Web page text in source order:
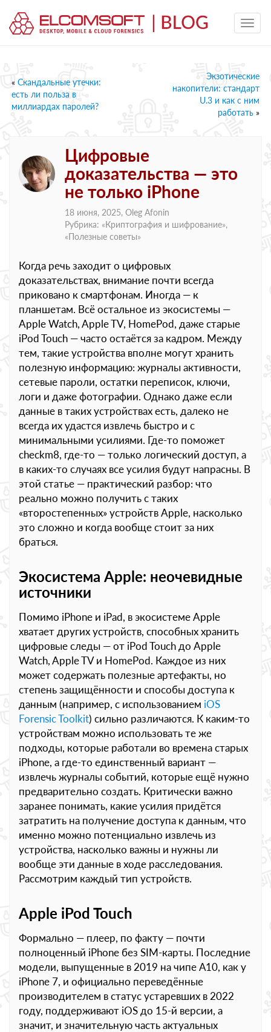
« Скандальные утечки:
есть ли польза в
миллиардах паролей?
Экзотические
накопители: стандарт
U.3 и как с ним
работать »
Цифровые
доказательства — это
не только iPhone
18 июня, 2025, Oleg Afonin
Рубрика: «Криптография и шифрование»,
«Полезные советы»
Когда речь заходит о цифровых
доказательствах, внимание почти всегда
приковано к смартфонам. Иногда — к
планшетам. Всё остальное из экосистемы —
Apple Watch, Apple TV, HomePod, даже старые
iPod Touch — часто остаётся за кадром. Между
тем, такие устройства вполне могут хранить
полезную информацию: журналы активности,
сетевые пароли, остатки переписок, ключи,
логи и даже фотографии. Однако даже если
данные в таких устройствах есть, далеко не
всегда их удастся извлечь быстро и с
минимальными усилиями. Где-то поможет
checkm8, где-то — только логический доступ, а
в каких-то случаях все усилия будут напрасны. В
этой статье — практический разбор: что
реально можно получить с таких
«второстепенных» устройств Apple, насколько
это сложно и когда вообще стоит за них
браться.
Экосистема Apple: неочевидные
источники
Помимо iPhone и iPad, в экосистеме Apple
хватает других устройств, способных хранить
цифровые следы — от iPod Touch до Apple
Watch, Apple TV и HomePod. Каждое из них
может содержать полезные артефакты, но
степень защищённости и способы доступа к
данным (например, с использованием iOS
Forensic Toolkit) сильно различаются. К каким-то
устройствам можно использовать те же
подходы, которые работали во времена старых
iPhone, а где-то единственный вариант —
извлечь журналы событий, которые ещё нужно
предварительно создать. Критически важно
заранее понимать, какие усилия придётся
затратить на получение доступа к данным, что
именно можно потенциально извлечь из
устройства, насколько важны и нужны ли
вообще эти данные в ходе расследования.
Рассмотрим каждый тип устройств.
Apple iPod Touch
Формально — плеер, по факту — почти
полноценный iPhone без SIM-карты. Последние
модели, выпущенные в 2019 на чипе А10, как у
iPhone 7, и официально переведённые
производителем в статус устаревших в 2022
году, поддерживают iOS до 15-й версии, а
значит, и значительную часть актуальных